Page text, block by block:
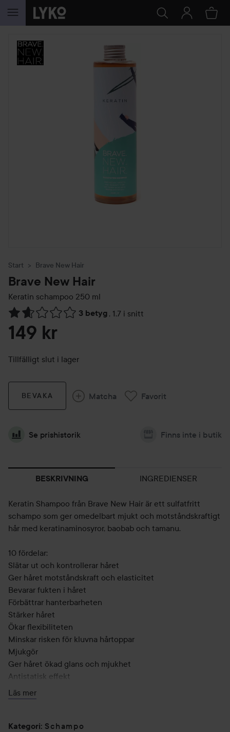
HOPPA TILL INNEHÅLLET
Start Brave New Hair
Brave New Hair
Keratin schampoo 250 ml
3 betyg , 1.7 i snitt
Hoppa till Betyg & kommentarer
149 kr
Tillfälligt slut i lager
BEVAKA Matcha Favorit
Se prishistorik Finns inte i butik
BESKRIVNING INGREDIENSER
Keratin Shampoo från Brave New Hair är ett sulfatfritt
schampo som ger omedelbart mjukt och motståndskraftigt
hår med keratinaminosyror, baobab och tamanu.
10 fördelar:
Slätar ut och kontrollerar håret
Ger håret motståndskraft och elasticitet
Bevarar fukten i håret
Förbättrar hanterbarheten
Stärker håret
Ökar flexibiliteten
Minskar risken för kluvna hårtoppar
Mjukgör
Ger håret ökad glans och mjukhet
Antistatisk effekt
Fri från:
Silikoner
Läs mer
Kategori: Schampo